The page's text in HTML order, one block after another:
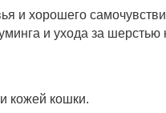
и хорошего
и ухода за шерстью
кожей кошки.